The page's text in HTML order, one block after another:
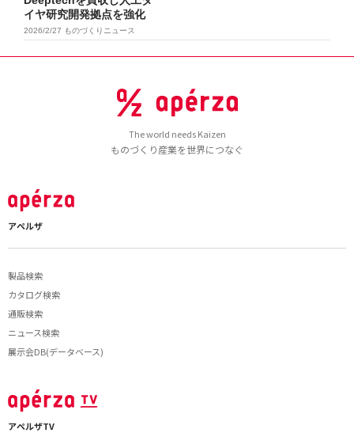
イヤ研究開発拠点を強化
2026/2/27 ものづくりニュース
The world needs Kaizen
ものづくり産業を世界につなぐ
アペルザ
製品検索
カタログ検索
通販検索
ニュース検索
展示会DB(データベース)
アペルザTV